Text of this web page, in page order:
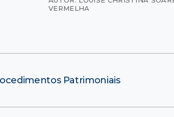
VERMELHA
Patrimoniais